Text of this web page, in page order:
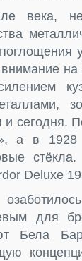
века,
на
и
а в
Deluxe
для
Бела